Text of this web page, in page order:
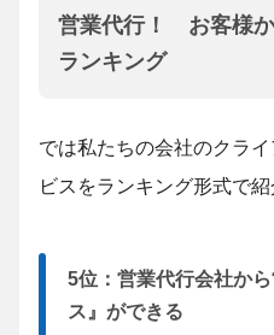
営業代行！ お客様
ランキング
では私たちの会社のクラ
ビスをランキング形式で紹
5位：営業代行会社か
ス』ができる